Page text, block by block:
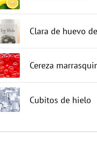
Clara de huevo
Cereza
Cubitos de hielo